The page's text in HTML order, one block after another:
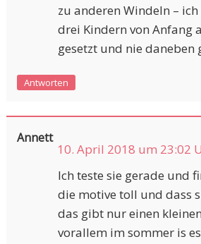
zu anderen Windeln –
drei Kindern von Anfang
gesetzt und nie daneben
Antworten
Annett
10. April 2018 um 23:02
Ich teste sie gerade und
die motive toll und dass
das gibt nur einen
vorallem im sommer is